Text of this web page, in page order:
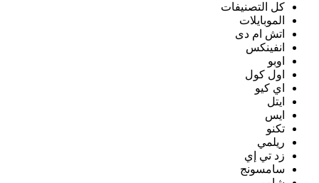
كل التصنيفات
الموبايلات
اتش ام دى
انفينكس
اوبو
اول كول
اي كيو
ايتل
ايس
تكنو
ريلمي
زد تي إي
سامسونج